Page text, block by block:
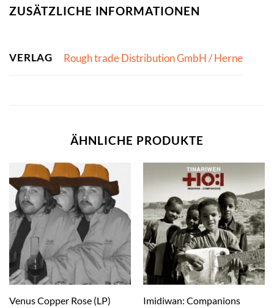
ZUSÄTZLICHE INFORMATIONEN
VERLAG Rough trade Distribution GmbH / Herne
ÄHNLICHE PRODUKTE
Venus Copper Rose (LP)
Imidiwan: Companions